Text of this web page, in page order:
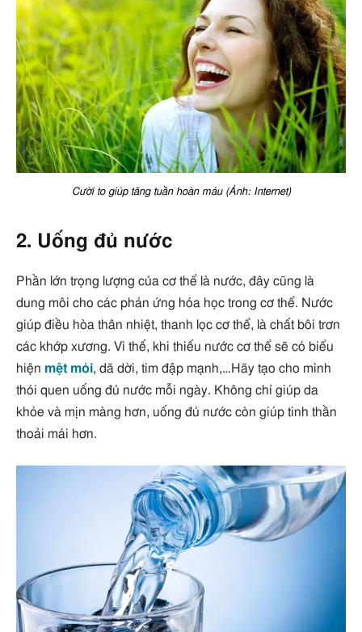
Cười to giúp tăng tuần hoàn máu (Ảnh: Internet)
2. Uống đủ nước
Phần lớn trọng lượng của cơ thể là nước, đây cũng là
dung môi cho các phản ứng hóa học trong cơ thể. Nước
giúp điều hòa thân nhiệt, thanh lọc cơ thể, là chất bôi trơn
các khớp xương. Vì thế, khi thiếu nước cơ thể sẽ có biểu
hiện mệt mỏi, dã dời, tim đập mạnh,…Hãy tạo cho mình
thói quen uống đủ nước mỗi ngày. Không chỉ giúp da
khỏe và mịn màng hơn, uống đủ nước còn giúp tinh thần
thoải mái hơn.